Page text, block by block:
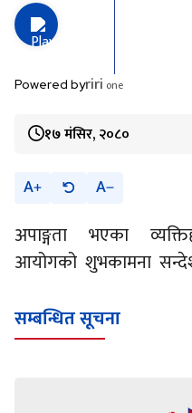
Powered byriri one
१७ मंसिर, २०८०
A A
अपाङ्गता भएका
आयोगको शुभकामना
सम्बन्धित सूचना